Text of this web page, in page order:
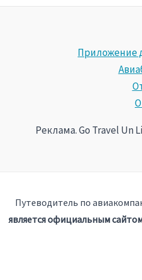
Приложение
Реклама. Go Travel Un
Путеводитель по
является официальным